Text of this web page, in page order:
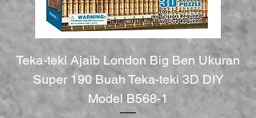
Teka-teki Ajaib London Big Ben Ukuran
Super 190 Buah Teka-teki 3D DIY
Model B568-1